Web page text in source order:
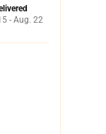
- Aug. 22